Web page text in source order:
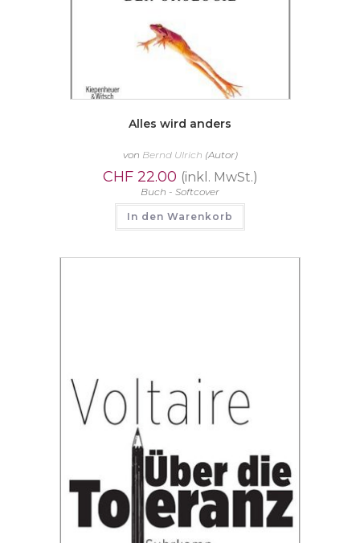
Alles wird anders
von Bernd Ulrich (Autor)
CHF22.00 (inkl. MwSt.)
Buch - Softcover
In den Warenkorb